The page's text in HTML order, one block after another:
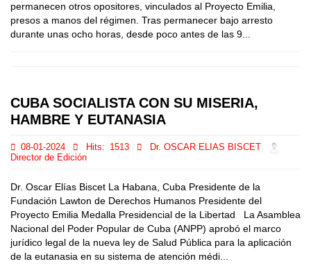
permanecen otros opositores, vinculados al Proyecto Emilia,
presos a manos del régimen. Tras permanecer bajo arresto
durante unas ocho horas, desde poco antes de las 9...
CUBA SOCIALISTA CON SU MISERIA,
HAMBRE Y EUTANASIA
08-01-2024 Hits: 1513
Dr. OSCAR ELIAS BISCET
Director de Edición
Dr. Oscar Elías Biscet La Habana, Cuba Presidente de la
Fundación Lawton de Derechos Humanos Presidente del
Proyecto Emilia Medalla Presidencial de la Libertad La Asamblea
Nacional del Poder Popular de Cuba (ANPP) aprobó el marco
jurídico legal de la nueva ley de Salud Pública para la aplicación
de la eutanasia en su sistema de atención médi...